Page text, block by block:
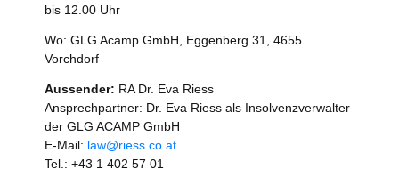
bis 12.00 Uhr
Wo: GLG Acamp GmbH, Eggenberg 31, 4655
Vorchdorf
Aussender: RA Dr. Eva Riess
Ansprechpartner: Dr. Eva Riess als Insolvenzverwalter
der GLG ACAMP GmbH
E-Mail: law@riess.co.at
Tel.: +43 1 402 57 01